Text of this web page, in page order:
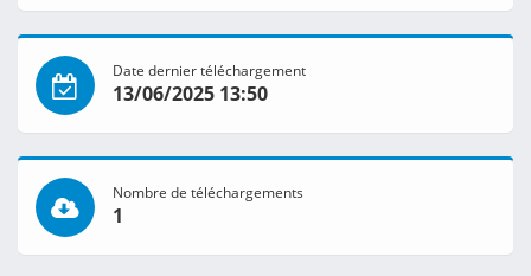
Date dernier téléchargement
13/06/2025 13:50
Nombre de téléchargements
1